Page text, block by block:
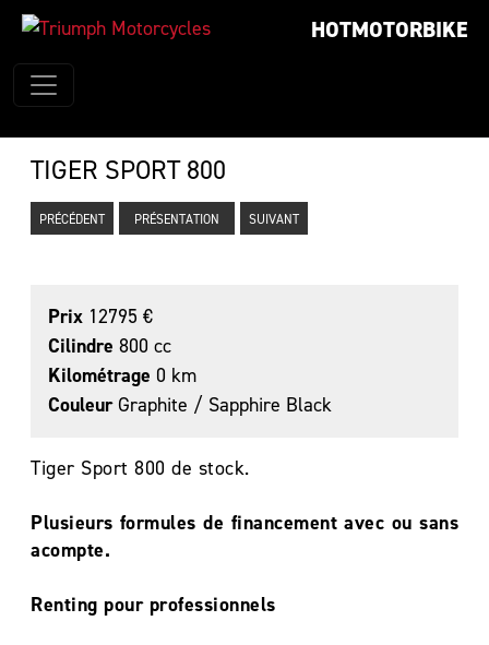
HOTMOTORBIKE
TIGER SPORT 800
PRÉCÉDENT PRÉSENTATION SUIVANT
Prix 12795 €
Cilindre 800 cc
Kilométrage 0 km
CouleurGraphite / Sapphire Black
Tiger Sport 800 de stock.
Plusieurs formules de financement avec ou sans
acompte.
Renting pour professionnels